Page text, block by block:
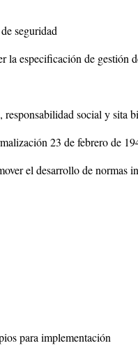
seguridad
la especificación de gestión
social y sita
23 de febrero de
el desarrollo de normas
para implementación